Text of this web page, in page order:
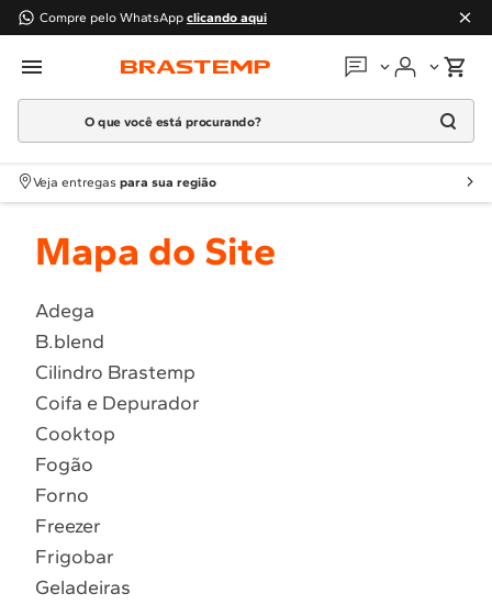
Compre pelo WhatsApp clicando aqui
Em que podemos
Atendimento Brastemp
O que você está procurando?
Termos mais buscados
1º Geladeira
2
Fogao
4 º Lava Louça
5 º Cooktop
6º Microondas Brastemp
7º Forno
8º Embutir
9º Lava Seca
Veja entregas para sua região
Mapa do Site
Adega
B.blend
Cilindro Brastemp
Coifa e Depurador
Cooktop
Fogão
Forno
Freezer
Frigobar
Geladeiras